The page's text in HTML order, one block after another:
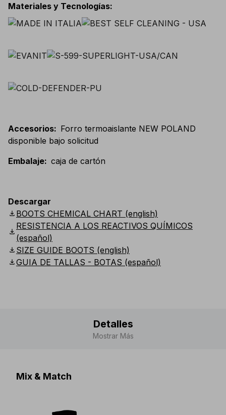
Materiales y Tecnologías:
Accesorios: Forro termoaislante NEW POLAND
disponible bajo solicitud
Embalaje: caja de cartón
Descargar
download BOOTS CHEMICAL CHART (english)
download
RESISTENCIA A LOS REACTIVOS QUÍMICOS
(español)
download SIZE GUIDE BOOTS (english)
downloadGUIA DE TALLAS - BOTAS (español)
Detalles
Mostrar Más
Mix & Match